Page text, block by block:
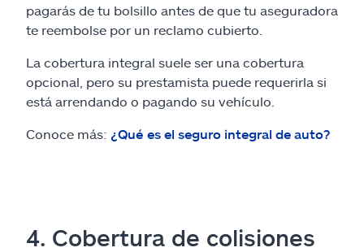
pagarás de tu bolsillo antes de que tu aseguradora
te reembolse por un reclamo cubierto.
La cobertura integral suele ser una cobertura
opcional, pero su prestamista puede requerirla si
está arrendando o pagando su vehículo.
Conoce más: ¿Qué es el seguro integral de auto?
4. Cobertura de colisiones